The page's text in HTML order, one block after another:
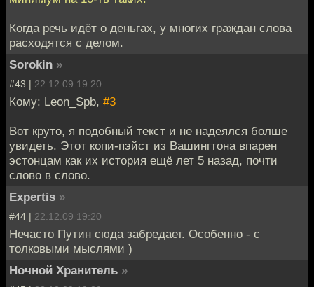
Когда речь идёт о деньгах, у многих граждан слова
расходятся с делом.
Sorokin »
#43 | 22.12.09 19:20
Кому: Leon_Spb, #3
Вот круто, я подобный текст и не надеялся болше
увидеть. Этот копи-пэйст из Вашингтона впарен
эстонцам как их история ещё лет 5 назад, почти
слово в слово.
Expertis »
#44 | 22.12.09 19:20
Нечасто Путин сюда забредает. Особенно - с
толковыми мыслями )
Ночной Хранитель »